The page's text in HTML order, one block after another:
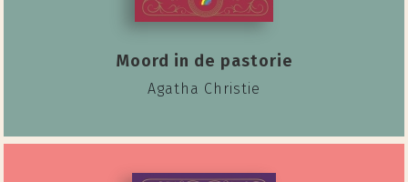
Moord in de pastorie
Agatha Christie